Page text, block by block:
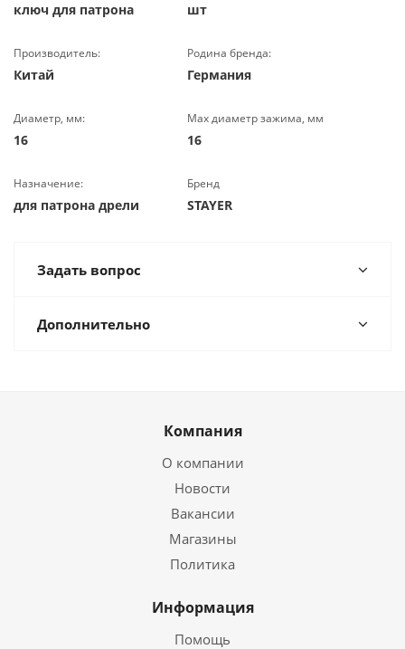
ключ для патрона шт
Производитель:
Китай
Родина бренда:
Германия
Диаметр, мм:
16
Max диаметр зажима, мм
16
Назначение:
для патрона дрели
Бренд
STAYER
Задать вопрос
Дополнительно
Компания
О компании
Новости
Вакансии
Магазины
Политика
Информация
Помощь